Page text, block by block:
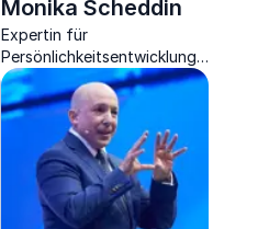
Monika Scheddin
Expertin für
Persönlichkeitsentwicklung,
Veränderungen, Self-
Empowerment &
Erfolgsstrategie
Networking.